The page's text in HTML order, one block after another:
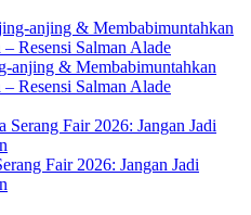
anjing & Membabimuntahkan
Resensi Salman Alade
Fair 2026: Jangan Jadi